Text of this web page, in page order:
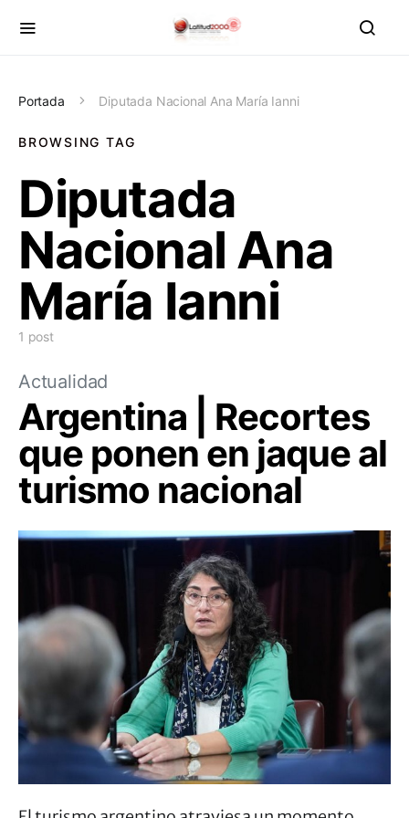
Portada Diputada Nacional Ana María Ianni
BROWSING TAG
Diputada
Nacional Ana
María Ianni
1 post
Actualidad
Argentina | Recortes
que ponen en jaque al
turismo nacional